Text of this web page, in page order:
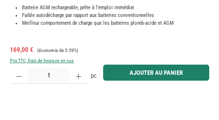
Batterie AGM rechargeable, prête à l'emploi immédiat
Faible autodécharge par rapport aux batteries conventionnelles
Meilleur comportement de charge que les batteries plomb-acide et AGM
Prix de vente :
169,00 € Prix régulier :
(économie de 5.59%)
Prix TTC, frais de livraison en sus
Quantité de produit : Entrez la quantité souhaitée ou utilisez les boutons pour augmenter ou
pc AJOUTER AU PANIER